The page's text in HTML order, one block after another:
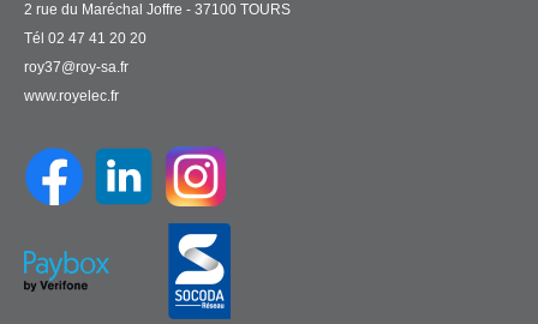
2 rue du Maréchal Joffre - 37100 TOURS
Tél 02 47 41 20 20
roy37@roy-sa.fr
www.royelec.fr